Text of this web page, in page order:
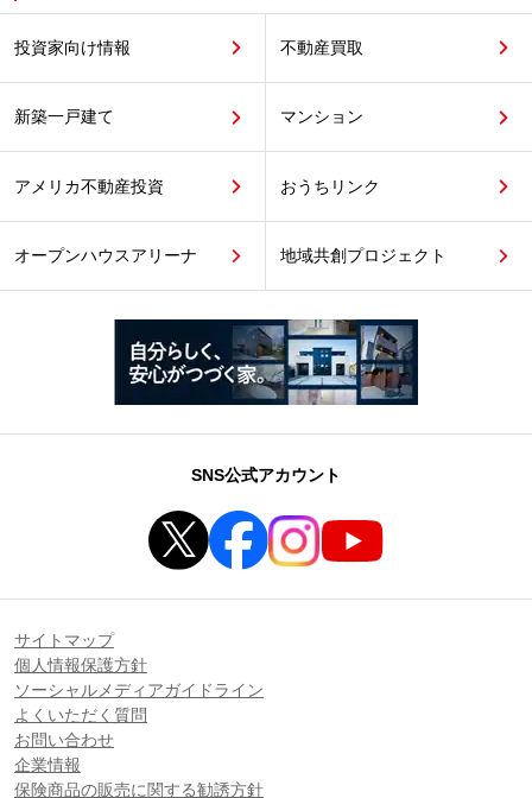
投資家向け情報 不動産買取
新築一戸建て マンション
アメリカ不動産投資 おうちリンク
オープンハウスアリーナ 地域共創プロジェクト
SNS公式アカウント
サイトマップ
個人情報保護方針
ソーシャルメディアガイドライン
よくいただく質問
お問い合わせ
企業情報
保険商品の販売に関する勧誘方針